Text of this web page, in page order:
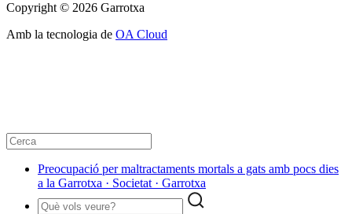
Copyright © 2026 Garrotxa
Amb la tecnologia de OA Cloud
Preocupació per maltractaments mortals a gats amb pocs dies
a la Garrotxa · Societat · Garrotxa